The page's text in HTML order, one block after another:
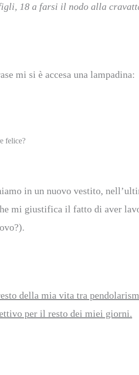
18 a farsi il nodo alla
mi si è accesa una lampadina:
felice?
in un nuovo vestito,
mi giustifica il fatto di aver
della mia vita tra
per il resto dei miei giorni.